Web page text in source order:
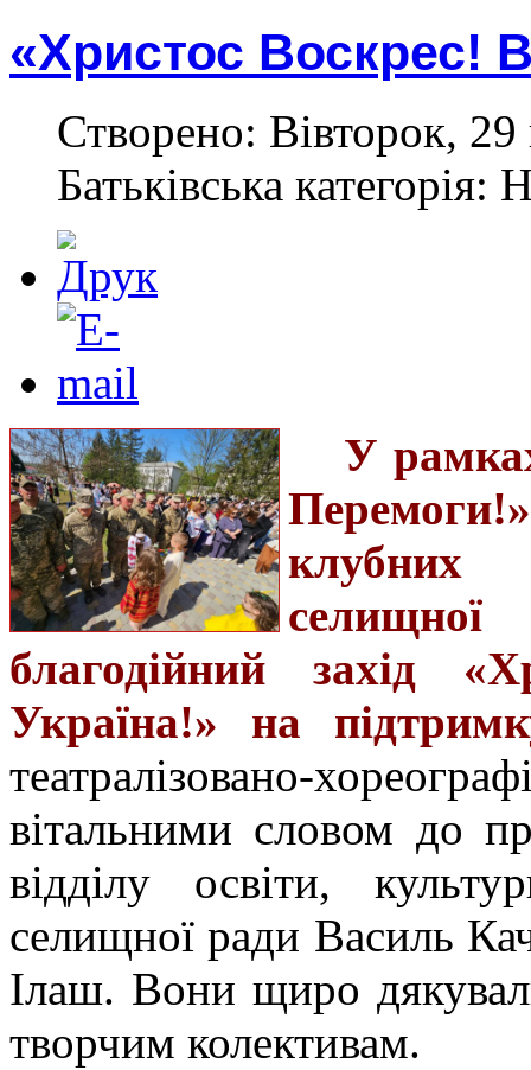
«Христос Воскрес!
Створено: Вівторок,
Батьківська категорія:
У
клубних
благодійний захід
Україна!» на
театралізовано-
вітальними словом до
відділу освіти,
селищної ради Василь
Ілаш. Вони щиро
творчим колективам.